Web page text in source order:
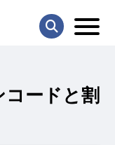
ードと割